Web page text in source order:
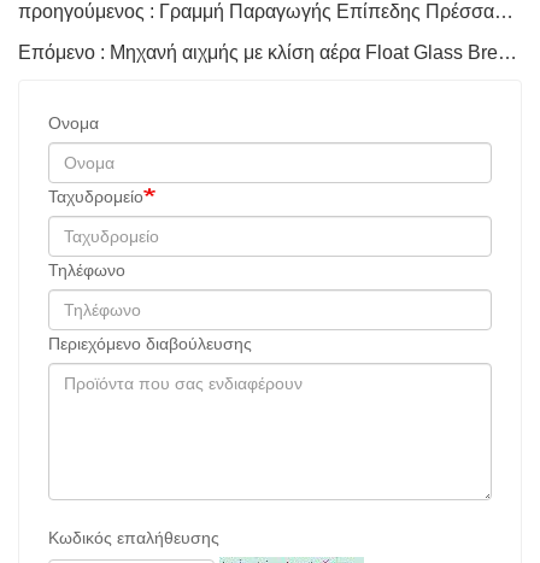
προηγούμενος : Γραμμή Παραγωγής Επίπεδης Πρέσσας Μονωτικού Γυαλιού HH 2000
Επόμενο : Μηχανή αιχμής με κλίση αέρα Float Glass Breaking FlipTable
Ονομα
Ταχυδρομείο
Τηλέφωνο
Περιεχόμενο διαβούλευσης
Κωδικός επαλήθευσης